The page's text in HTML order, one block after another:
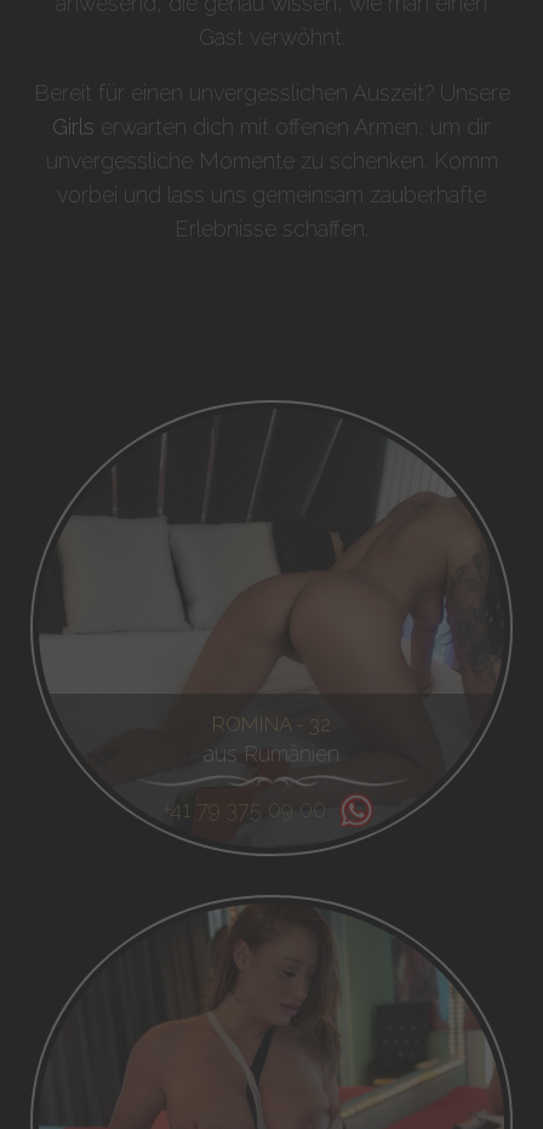
Gast verwöhnt.
Bereit für einen unvergesslichen Auszeit? Unsere
Girls erwarten dich mit offenen Armen, um dir
unvergessliche Momente zu schenken. Komm
vorbei und lass uns gemeinsam zauberhafte
Erlebnisse schaffen.
ROMINA - 32
aus Rumänien
+41 79 375 09 00